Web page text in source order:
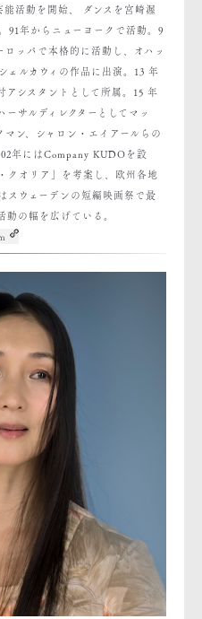
活動を開始、 ダンスを宮崎渥
91年からニューヨークで活動。9
ッパで本格的に活動し、オハッ
ェルカウィの作品に出演。13 年
アシスタントとして所属。15 年
サルディレクターとしてマッ
ン、シャロン・エイアールらの
年にはCompany KUDOを設
クオリア」を考案し、欧州各地
スウェーデンの短編映画祭で最
の幅を広げている。